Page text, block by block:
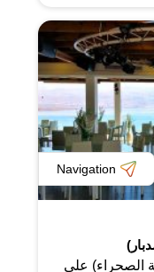
Navigation
الصحراء) على